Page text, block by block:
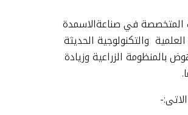
المتخصصة في صناعةالاسمدة
والتكنولوجية الحديثة
بالمنظومة الزراعية وزيادة